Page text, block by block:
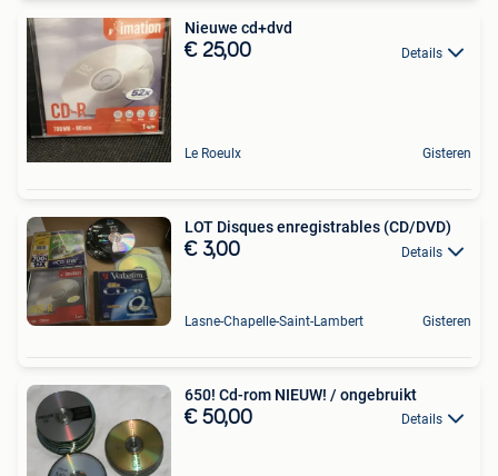
Nieuwe cd+dvd
€ 25,00 Details
Le Roeulx Gisteren
LOT Disques enregistrables (CD/DVD)
€ 3,00 Details
Lasne-Chapelle-Saint-Lambert Gisteren
650! Cd-rom NIEUW! / ongebruikt
€ 50,00 Details